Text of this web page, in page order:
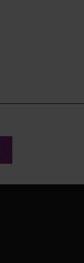
lien s'ouvrira dans